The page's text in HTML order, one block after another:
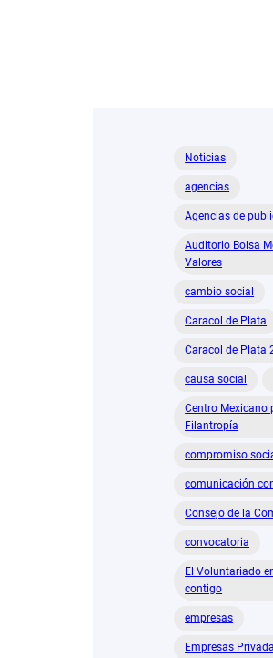
Noticias
agencias
Agencias de
Auditorio Bolsa
Valores
cambio social
Caracol de Plata
Caracol de Plata
causa social
Centro Mexicano
Filantropía
compromiso
comunicación
Consejo de la
convocatoria
El Voluntariado
contigo
empresas
Empresas